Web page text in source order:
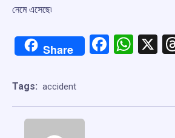
নেমে এসেছে৷
Share X
Tags: accident